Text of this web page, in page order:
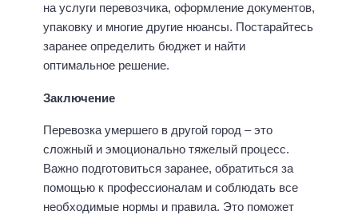
на услуги перевозчика, оформление документов,
упаковку и многие другие нюансы. Постарайтесь
заранее определить бюджет и найти
оптимальное решение.
Заключение
Перевозка умершего в другой город – это
сложный и эмоционально тяжелый процесс.
Важно подготовиться заранее, обратиться за
помощью к профессионалам и соблюдать все
необходимые нормы и правила. Это поможет